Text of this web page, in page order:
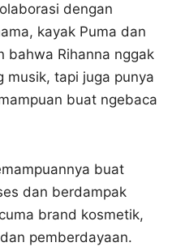
dengan
kayak Puma dan
bahwa Rihanna nggak
musik, tapi juga punya
buat ngebaca
buat
dan berdampak
brand kosmetik,
pemberdayaan.